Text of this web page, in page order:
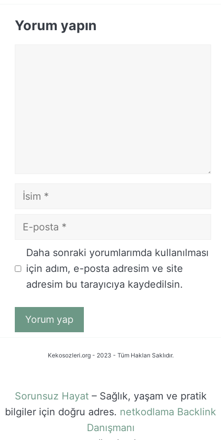
Yorum yapın
İsim
E-
İnternet
sitesi
Daha sonraki yorumlarımda kullanılması
için adım, e-posta adresim ve site
adresim bu tarayıcıya kaydedilsin.
Kekosozleri.org - 2023 - Tüm Hakları Saklıdır.
Sorunsuz Hayat– Sağlık, yaşam ve pratik
bilgiler için doğru adres. netkodlama Backlink
Danışmanı